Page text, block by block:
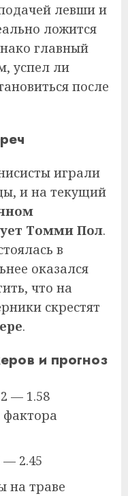
левши и
ложится
главный
успел ли
после
играли
и на текущий
Томми Пол.
в
оказался
что на
скрестят
.
и прогноз
— 1.58
фактора
— 2.45
на траве